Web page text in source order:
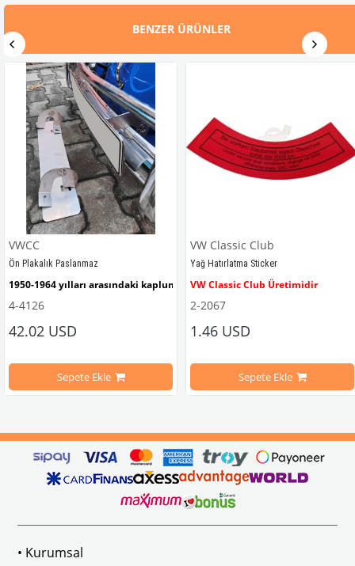
BENZER ÜRÜNLER
sürüş esnasında doğrudan gelen güneş ışığını keserek görüş
Ghia Modelleri İle Uyumludur
VWCC
Ön Plakalık Paslanmaz
1950-1964 yılları arasındaki kaplumbağa modelleri ile uyumludur.
VWC Parça No: 4-4126
4-4126
42.02 USD
Sepete Ekle
VW Classic Club
Yağ Hatırlatma Sticker
VW Classic Club Üretimidir
1960-1967 Yılları Arasındaki T1
1968-1979 Yılları Arasındaki T2
2-2067
1.46 USD
Sepete Ekle
• Kurumsal